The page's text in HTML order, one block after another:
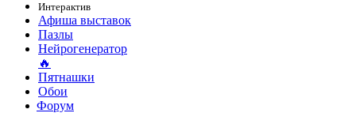
Интерактив
Афиша выставок
Пазлы
Нейрогенератор
🔥
Пятнашки
Обои
Форум